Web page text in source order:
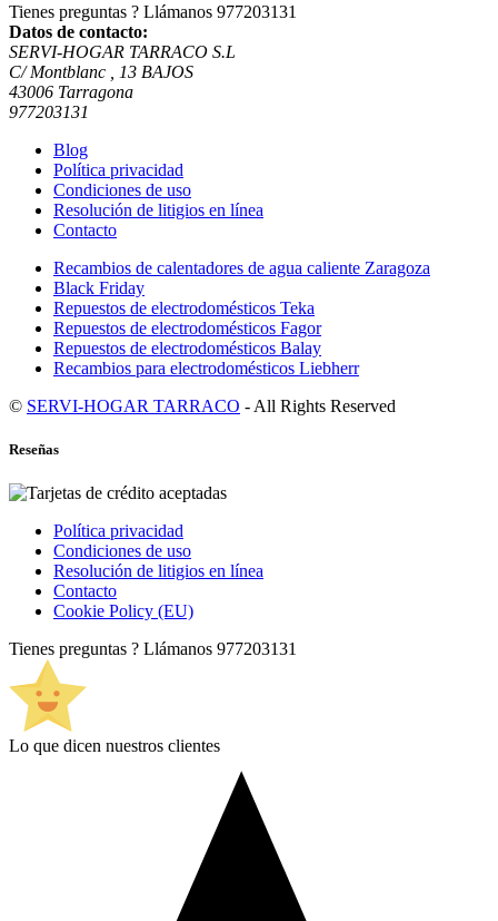
Tienes preguntas ? Llámanos 977203131
Datos de contacto:
SERVI-HOGAR TARRACO S.L
C/ Montblanc , 13 BAJOS
43006 Tarragona
977203131
Blog
Política privacidad
Condiciones de uso
Resolución de litigios en línea
Contacto
Recambios de calentadores de agua caliente Zaragoza
Black Friday
Repuestos de electrodomésticos Teka
Repuestos de electrodomésticos Fagor
Repuestos de electrodomésticos Balay
Recambios para electrodomésticos Liebherr
© SERVI-HOGAR TARRACO - All Rights Reserved
Reseñas
Política privacidad
Condiciones de uso
Resolución de litigios en línea
Contacto
Cookie Policy (EU)
Tienes preguntas ? Llámanos 977203131
Lo que dicen nuestros clientes